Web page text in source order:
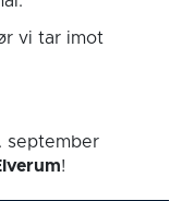
vi tar imot
september
!